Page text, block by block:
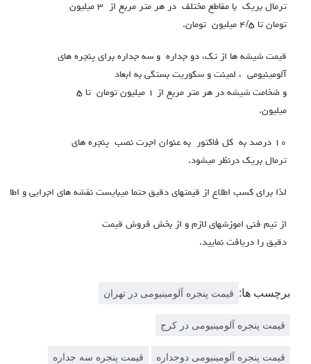
ترمال بريك با مقاطع مختلف در هر متر مربع از ٣ ميليون
تومان تا ٤/٥ ميليون تومان.
قيمت شيشه ها از تك، دو جداره و سه جداره برای پنجره های
آلومینیومی ، لمينت و سكوريت بستگي به ابعاد
و ضخامت شيشه در هر متر مربع از ١ ميليون تومان تا ٥
ميليون.
١٠ درصد به كل فاكتور به عنوان اجرت نصب پنجره هاي
ترمال بريك درنظر ميشود.
لذا براي كسب اطلاع از قيمتهاي دقيق حتما ميبايست نقشه هاي اجرايي و
از تيم فني اموزشهاي لازم و از بخش فروش قيمت
دقيق را دريافت نمایید.
برچسب ها: قیمت پنجره آلومینیومی در تهران
قیمت پنجره آلومینیومی در کرج
قیمت پنجره آلومینیومی دوجداره قیمت پنجره سه جداره